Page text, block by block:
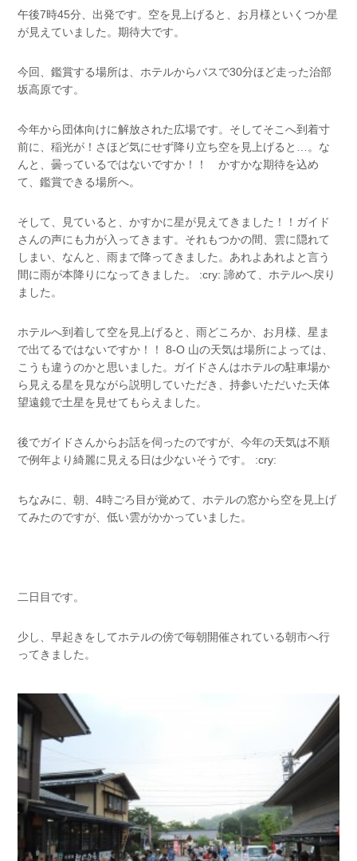
午後7時45分、出発です。空を見上げると、お月様といくつか星
が見えていました。期待大です。
今回、鑑賞する場所は、ホテルからバスで30分ほど走った治部
坂高原です。
今年から団体向けに解放された広場です。そしてそこへ到着寸
前に、稲光が！さほど気にせず降り立ち空を見上げると…。な
んと、曇っているではないですか！！ かすかな期待を込め
て、鑑賞できる場所へ。
そして、見ていると、かすかに星が見えてきました！！ガイド
さんの声にも力が入ってきます。それもつかの間、雲に隠れて
しまい、なんと、雨まで降ってきました。あれよあれよと言う
間に雨が本降りになってきました。 :cry: 諦めて、ホテルへ戻り
ました。
ホテルへ到着して空を見上げると、雨どころか、お月様、星ま
で出てるではないですか！！ 8-O 山の天気は場所によっては、
こうも違うのかと思いました。ガイドさんはホテルの駐車場か
ら見える星を見ながら説明していただき、持参いただいた天体
望遠鏡で土星を見せてもらえました。
後でガイドさんからお話を伺ったのですが、今年の天気は不順
で例年より綺麗に見える日は少ないそうです。 :cry:
ちなみに、朝、4時ごろ目が覚めて、ホテルの窓から空を見上げ
てみたのですが、低い雲がかかっていました。
二日目です。
少し、早起きをしてホテルの傍で毎朝開催されている朝市へ行
ってきました。